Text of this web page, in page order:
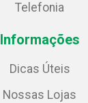
Telefonia
Informações
Dicas Úteis
Nossas Lojas